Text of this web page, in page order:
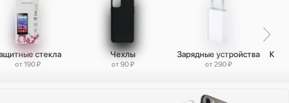
стекла
от 190 ₽
Чехлы
от 90 ₽
Зарядные устройства
от 290 ₽